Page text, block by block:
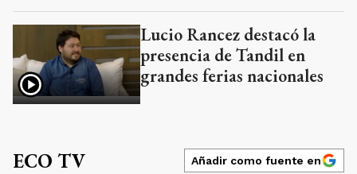
Lucio Rancez destacó la
presencia de Tandil en
grandes ferias nacionales
ECO TV Añadir como fuente en